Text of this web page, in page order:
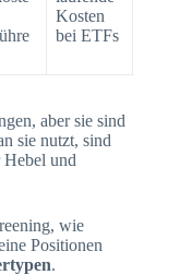
Kosten
bei ETFs
aber sie sind
sie nutzt, sind
Hebel und
wie
Positionen
.